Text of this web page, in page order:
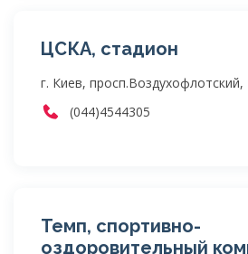
ЦСКА, стадион
г. Киев, просп.Воздухофлотский,
(044)4544305
Темп, спортивно-
оздоровительный